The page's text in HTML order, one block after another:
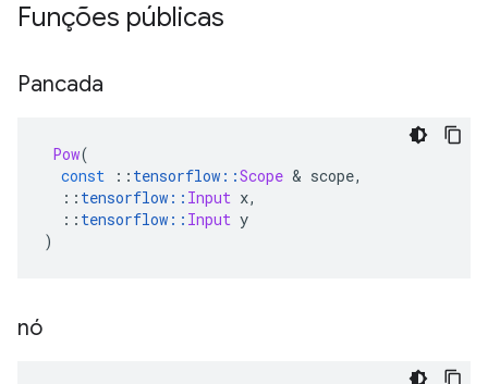
Funções públicas
Pancada
Pow(
const
:: tensorflow ::Scope & scope,
:: tensorflow :: Input x,
:: tensorflow :: Input y
)
nó